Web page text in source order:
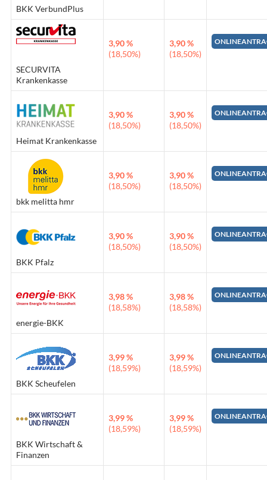
BKK VerbundPlus
SECURVITA
Krankenkasse
3,90 %
(18,50%)
3,90 %
(18,50%)
Heimat Krankenkasse
3,90 %
(18,50%)
3,90 %
(18,50%)
bkk melitta hmr
3,90 %
(18,50%)
3,90 %
(18,50%)
BKK Pfalz
3,90 %
(18,50%)
3,90 %
(18,50%)
energie-BKK
3,98 %
(18,58%)
3,98 %
(18,58%)
BKK Scheufelen
3,99 %
(18,59%)
3,99 %
(18,59%)
BKK Wirtschaft &
Finanzen
3,99 %
(18,59%)
3,99 %
(18,59%)